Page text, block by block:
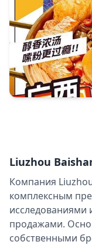
Liuzhou
Компания
комплексным
исследованиями
продажами.
собственными